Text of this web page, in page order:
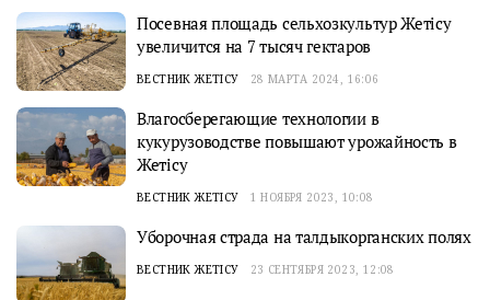
Посевная площадь сельхозкультур Жетісу
увеличится на 7 тысяч гектаров
ВЕСТНИК ЖЕТІСУ 28 МАРТА 2024, 16:06
Влагосберегающие технологии в
кукурузоводстве повышают урожайность в
Жетісу
ВЕСТНИК ЖЕТІСУ 1 НОЯБРЯ 2023, 10:08
Уборочная страда на талдыкорганских полях
ВЕСТНИК ЖЕТІСУ 23 СЕНТЯБРЯ 2023, 12:08